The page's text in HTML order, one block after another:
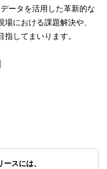
ータを活用した革新的な
における課題解決や、
してまいります。
スには、